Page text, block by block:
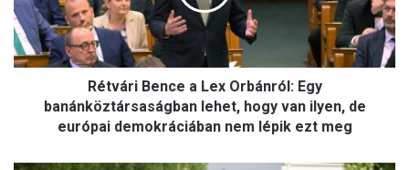
r
i
B
e
L
Rétvári Bence a Lex Orbánról: Egy
banánköztársaságban lehet, hogy van ilyen, de
európai demokráciában nem lépik ezt meg